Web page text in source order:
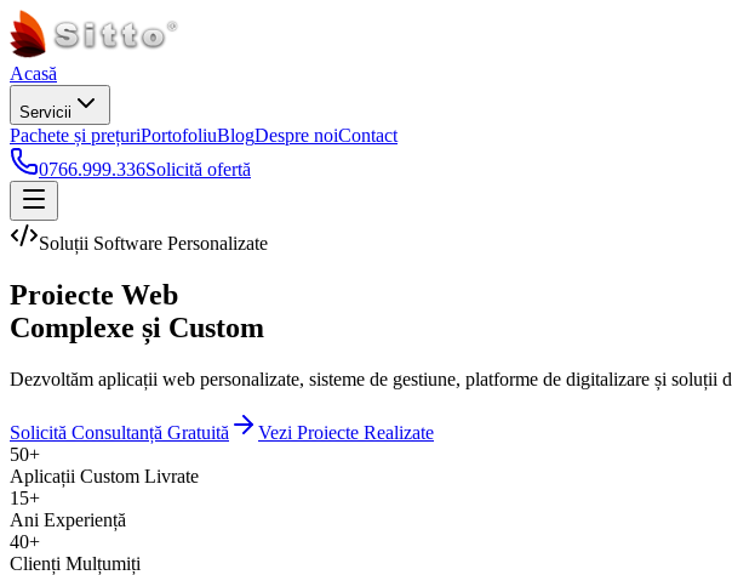
Acasă
Servicii
Pachete și prețuriPortofoliuBlogDespre noiContact
0766.999.336Solicită ofertă
Soluții Software Personalizate
Proiecte Web
Complexe și Custom
Dezvoltăm aplicații web personalizate, sisteme de gestiune, platforme de digitalizare și soluții
Solicită Consultanță Gratuită
Vezi Proiecte Realizate
50+
Aplicații Custom Livrate
15+
Ani Experiență
40+
Clienți Mulțumiți